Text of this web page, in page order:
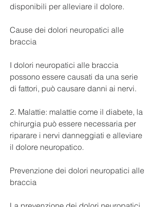
disponibili per alleviare il dolore.
Cause dei dolori neuropatici alle
braccia
I dolori neuropatici alle braccia
possono essere causati da una serie
di fattori, può causare danni ai nervi.
2. Malattie: malattie come il diabete, la
chirurgia può essere necessaria per
riparare i nervi danneggiati e alleviare
il dolore neuropatico.
Prevenzione dei dolori neuropatici alle
braccia